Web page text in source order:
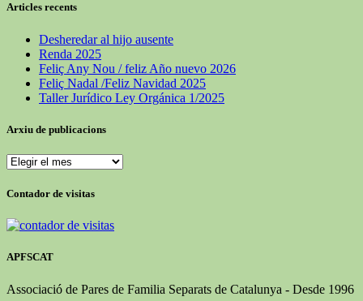
Articles recents
Desheredar al hijo ausente
Renda 2025
Feliç Any Nou / feliz Año nuevo 2026
Feliç Nadal /Feliz Navidad 2025
Taller Jurídico Ley Orgánica 1/2025
Arxiu de publicacions
Arxiu
publicacions
Contador de visitas
APFSCAT
Associació de Pares de Familia Separats de Catalunya - Desde 1996